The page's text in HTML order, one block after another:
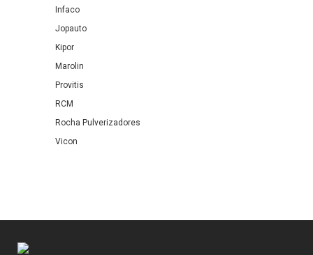
Infaco
Jopauto
Kipor
Marolin
Provitis
RCM
Rocha Pulverizadores
Vicon